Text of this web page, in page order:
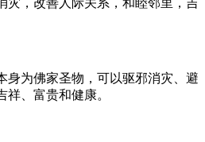
灾，改善人际关系，和睦邻里，吉
身为佛家圣物，可以驱邪消灾、避
、富贵和健康。